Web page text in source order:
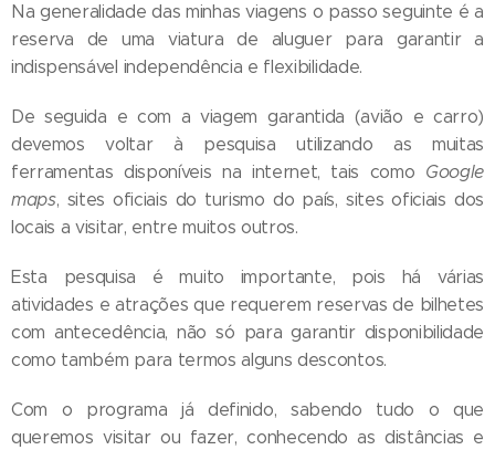
Na generalidade das minhas viagens o passo seguinte é a
reserva de uma viatura de aluguer para garantir a
indispensável independência e flexibilidade.
De seguida e com a viagem garantida (avião e carro)
devemos voltar à pesquisa utilizando as muitas
ferramentas disponíveis na internet, tais como Google
maps, sites oficiais do turismo do país, sites oficiais dos
locais a visitar, entre muitos outros.
Esta pesquisa é muito importante, pois há várias
atividades e atrações que requerem reservas de bilhetes
com antecedência, não só para garantir disponibilidade
como também para termos alguns descontos.
Com o programa já definido, sabendo tudo o que
queremos visitar ou fazer, conhecendo as distâncias e